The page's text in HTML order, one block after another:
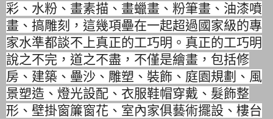
彩、水粉、畫素描、畫蠟畫、粉筆畫、油漆噴
畫、 搞雕刻， 這幾項壘在一起超過國家級的專
家水準都談不上真正的工巧明。 真正的工巧明
說之不完，道之不盡，不僅是繪畫，包括修
房、建築、 壘沙、雕塑、裝飾、庭園規劃、風
景塑造、燈光設配、 衣服鞋帽穿戴、髮飾整
形、壁掛窗簾窗花、室內家俱藝術擺設、 樓台